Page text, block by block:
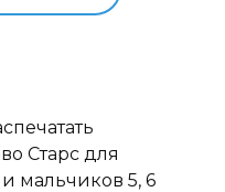
Старс для
мальчиков 5, 6